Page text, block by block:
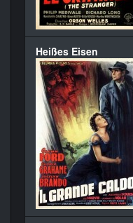
Heißes Eisen